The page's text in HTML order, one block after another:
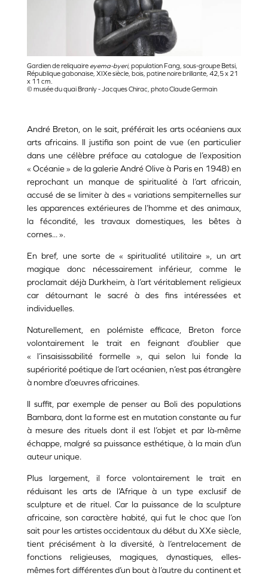
Gardien de reliquaire eyema-byeri, population Fang, sous-groupe Betsi,
République gabonaise, XIXe siècle, bois, patine noire brillante, 42,5 x 21
x 11 cm.
© musée du quai Branly - Jacques Chirac, photo Claude Germain
André Breton, on le sait, préférait les arts océaniens aux
arts africains. Il justifia son point de vue (en particulier
dans une célèbre préface au catalogue de l’exposition
« Océanie » de la galerie André Olive à Paris en 1948) en
reprochant un manque de spiritualité à l’art africain,
accusé de se limiter à des « variations sempiternelles sur
les apparences extérieures de l’homme et des animaux,
la fécondité, les travaux domestiques, les bêtes à
cornes... ».
En bref, une sorte de « spiritualité utilitaire », un art
magique donc nécessairement inférieur, comme le
proclamait déjà Durkheim, à l’art véritablement religieux
car détournant le sacré à des fins intéressées et
individuelles.
Naturellement, en polémiste efficace, Breton force
volontairement le trait en feignant d’oublier que
« l’insaisissabilité formelle », qui selon lui fonde la
supériorité poétique de l’art océanien, n’est pas étrangère
à nombre d’œuvres africaines.
Il suffit, par exemple de penser au Boli des populations
Bambara, dont la forme est en mutation constante au fur
à mesure des rituels dont il est l’objet et par là-même
échappe, malgré sa puissance esthétique, à la main d’un
auteur unique.
Plus largement, il force volontairement le trait en
réduisant les arts de l’Afrique à un type exclusif de
sculpture et de rituel. Car la puissance de la sculpture
africaine, son caractère habité, qui fut le choc que l’on
sait pour les artistes occidentaux du début du XXe siècle,
tient précisément à la diversité, à l’entrelacement de
fonctions religieuses, magiques, dynastiques, elles-
mêmes fort différentes d’un bout à l’autre du continent et